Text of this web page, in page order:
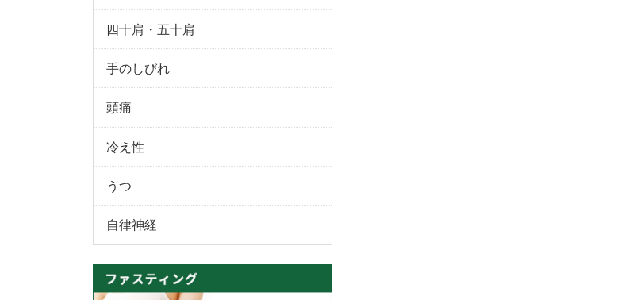
四十肩・五十肩
手のしびれ
頭痛
冷え性
うつ
自律神経